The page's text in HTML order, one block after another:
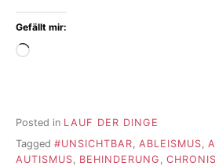
Gefällt mir:
Wird
Posted in LAUF DER DINGE
Tagged #UNSICHTBAR ABLEISMUS
AUTISMUS
BEHINDERUNG